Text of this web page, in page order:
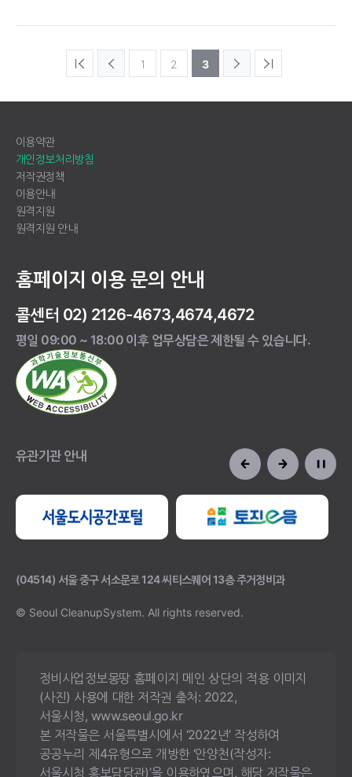
1 2 3
이용약관
개인정보처리방침
저작권정책
이용안내
원격지원
원격지원 안내
홈페이지 이용 문의 안내
콜센터 02) 2126-4673,4674,4672
평일 09:00 ~ 18:00 이후 업무상담은 제한될 수 있습니다.
유관기관 안내
(04514) 서울 중구 서소문로 124 씨티스퀘어 13층 주거정비과
© Seoul CleanupSystem. All rights reserved.
정비사업정보몽땅 홈페이지 메인 상단의 적용 이미지
(사진) 사용에 대한 저작권 출처: 2022,
서울시청, www.seoul.go.kr
본 저작물은 서울특별시에서 ‘2022년’ 작성하여
공공누리 제4유형으로 개방한 ‘안양천(작성자:
서울시청 홍보담당관)’을 이용하였으며, 해당 저작물은